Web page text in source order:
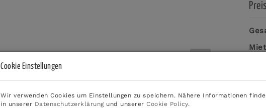
Cookie Einstellungen
Wir verwenden Cookies um Einstellungen zu speichern. Nähere Informationen
in unserer Datenschutzerklärungund unserer Cookie Policy.